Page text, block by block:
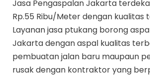
Jasa Pengaspalan Jakarta
Rp.55 Ribu/Meter dengan kualitas
Layanan jasa ptukang borong
Jakarta dengan aspal kualitas
pembuatan jalan baru maupaun
rusak dengan kontraktor yang